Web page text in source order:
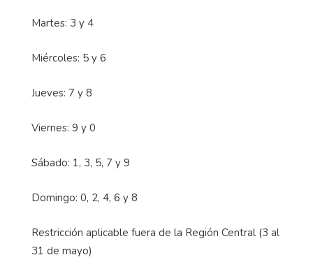
Martes: 3 y 4
Miércoles: 5 y 6
Jueves: 7 y 8
Viernes: 9 y 0
Sábado: 1, 3, 5, 7 y 9
Domingo: 0, 2, 4, 6 y 8
Restricción aplicable fuera de la Región Central (3 al
31 de mayo)